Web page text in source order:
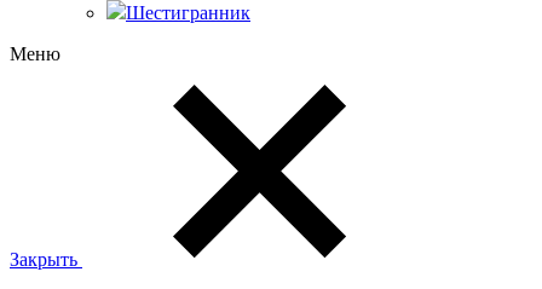
Шестигранник
Меню
Закрыть